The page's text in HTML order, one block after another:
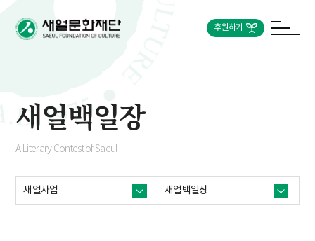
후원하기
새얼백일장
A Literary Contest of Saeul
새얼사업 새얼백일장